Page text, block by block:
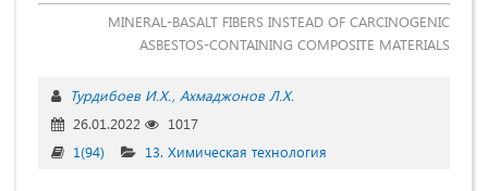
MINERAL-BASALT FIBERS INSTEAD OF CARCINOGENIC
ASBESTOS-CONTAINING COMPOSITE MATERIALS
Турдибоев И.Х. Ахмаджонов Л.Х.
26.01.2022
1017
1(94)
13. Химическая технология